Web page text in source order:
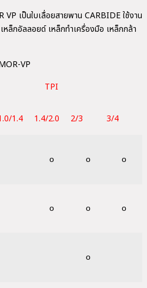
VP เป็นใบเลื่อยสายพาน CARBIDE ใช้งาน
หล็กอัลลอยด์ เหล็กทำเครื่องมือ เหล็กกล้า
TPI
1.4 1.4/2.0 2/3 3/4
ο ο ο
ο ο ο
ο